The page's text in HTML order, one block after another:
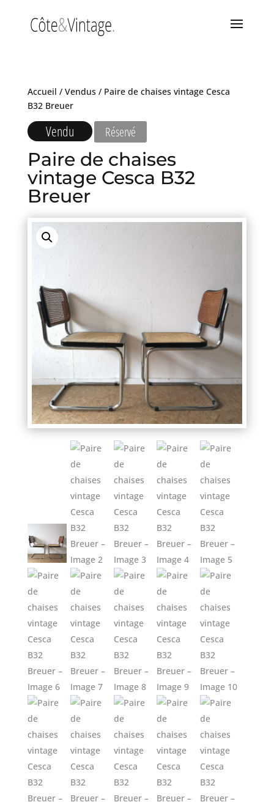
Accueil / Vendus/ Paire de chaises vintage Cesca
B32 Breuer
Vendu Réservé
Paire de chaises
vintage Cesca B32
Breuer